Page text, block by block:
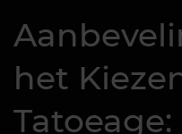
het
Tatoeage: